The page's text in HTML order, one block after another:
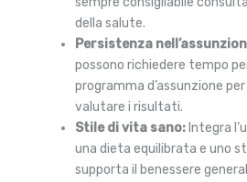
della salute.
Persistenza
possono richiedere tempo
programma d’assunzione
valutare i risultati.
Stile di vita sano: Integra
una dieta equilibrata e uno
supporta il benessere